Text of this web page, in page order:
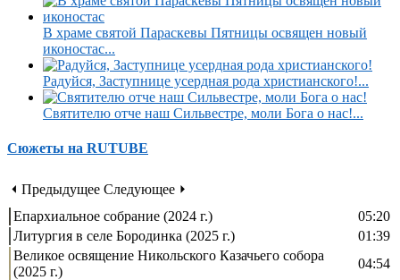
В храме святой Параскевы Пятницы освящен новый
иконостас...
Радуйся, Заступнице усердная рода христианского!...
Святителю отче наш Сильвестре, моли Бога о нас!...
Сюжеты на RUTUBE
⏴ Предыдущее Следующее ⏵
Епархиальное собрание (2024 г.)
05:20
Литургия в селе Бородинка (2025 г.)
01:39
Великое освящение Никольского Казачьего собора
(2025 г.)
04:54